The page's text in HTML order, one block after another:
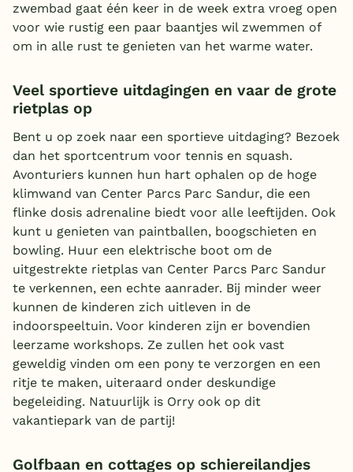
zwembad gaat één keer in de week extra vroeg open
voor wie rustig een paar baantjes wil zwemmen of
om in alle rust te genieten van het warme water.
Veel sportieve uitdagingen en vaar de grote
rietplas op
Bent u op zoek naar een sportieve uitdaging? Bezoek
dan het sportcentrum voor tennis en squash.
Avonturiers kunnen hun hart ophalen op de hoge
klimwand van Center Parcs Parc Sandur, die een
flinke dosis adrenaline biedt voor alle leeftijden. Ook
kunt u genieten van paintballen, boogschieten en
bowling. Huur een elektrische boot om de
uitgestrekte rietplas van Center Parcs Parc Sandur
te verkennen, een echte aanrader. Bij minder weer
kunnen de kinderen zich uitleven in de
indoorspeeltuin. Voor kinderen zijn er bovendien
leerzame workshops. Ze zullen het ook vast
geweldig vinden om een pony te verzorgen en een
ritje te maken, uiteraard onder deskundige
begeleiding. Natuurlijk is Orry ook op dit
vakantiepark van de partij!
Golfbaan en cottages op schiereilandjes